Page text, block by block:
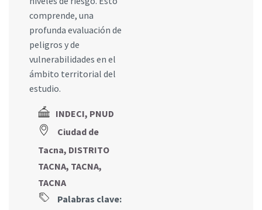
comprende, una
profunda evaluación de
peligros y de
vulnerabilidades en el
ámbito territorial del
estudio.
INDECI, PNUD
Ciudad de
Tacna, DISTRITO
TACNA, TACNA,
TACNA
Palabras clave: